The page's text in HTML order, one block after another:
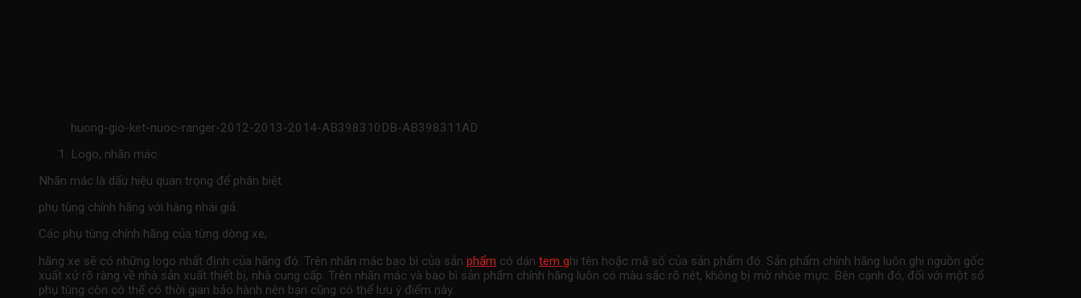
huong-gio-ket-nuoc-ranger-2012-2013-2014-AB398310DB-AB398311AD
Logo, nhãn mác
Nhãn mác là dấu hiệu quan trọng để phân biệt
phụ tùng chính hãng với hàng nhái giả.
Các phụ tùng chính hãng của từng dòng xe,
hãng xe sẽ có những logo nhất định của hãng đó. Trên nhãn mác bao bì của sản phẩm có dán tem ghi tên hoặc mã số của sản phẩm đó. Sản phẩm chính hãng luôn ghi nguồn gốc
xuất xứ rõ ràng về nhà sản xuất thiết bị, nhà cung cấp. Trên nhãn mác và bao bì sản phẩm chính hãng luôn có màu sắc rõ nét, không bị mờ nhòe mực. Bên cạnh đó, đối với một số
phụ tùng còn có thể có thời gian bảo hành nên bạn cũng có thể lưu ý điểm này.